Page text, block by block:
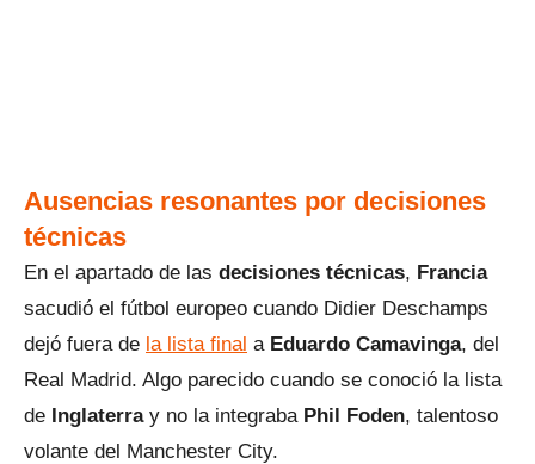
Ausencias resonantes por decisiones
técnicas
En el apartado de las decisiones técnicas, Francia
sacudió el fútbol europeo cuando Didier Deschamps
dejó fuera de la lista final a Eduardo Camavinga, del
Real Madrid. Algo parecido cuando se conoció la lista
de Inglaterra y no la integraba Phil Foden, talentoso
volante del Manchester City.